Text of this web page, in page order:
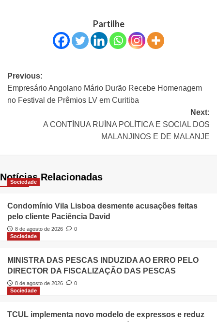
Partilhe
Previous:
Empresário Angolano Mário Durão Recebe Homenagem
no Festival de Prêmios LV em Curitiba
Next:
A CONTÍNUA RUÍNA POLÍTICA E SOCIAL DOS
MALANJINOS E DE MALANJE
Notícias Relacionadas
Sociedade
Condomínio Vila Lisboa desmente acusações feitas
pelo cliente Paciência David
8 de agosto de 2026
0
Sociedade
MINISTRA DAS PESCAS INDUZIDA AO ERRO PELO
DIRECTOR DA FISCALIZAÇÃO DAS PESCAS
8 de agosto de 2026
0
Sociedade
TCUL implementa novo modelo de expressos e reduz